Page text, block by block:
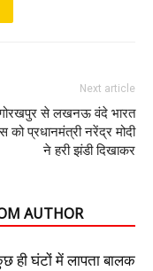
Next article
से लखनऊ वंदे भारत
को प्रधानमंत्री नरेंद्र मोदी
ने हरी झंडी दिखाकर
AUTHOR
ही घंटों में लापता बालक